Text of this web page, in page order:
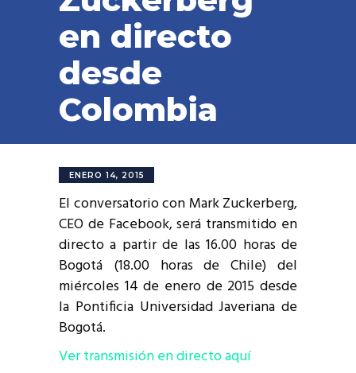
en directo
desde
Colombia
ENERO 14, 2015
El conversatorio con Mark Zuckerberg,
CEO de Facebook, será transmitido en
directo a partir de las 16.00 horas de
Bogotá (18.00 horas de Chile) del
miércoles 14 de enero de 2015 desde
la Pontificia Universidad Javeriana de
Bogotá.
Ver transmisión en directo aquí